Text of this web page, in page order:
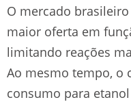
O mercado
maior oferta em
limitando reações
Ao mesmo tempo, o
consumo para